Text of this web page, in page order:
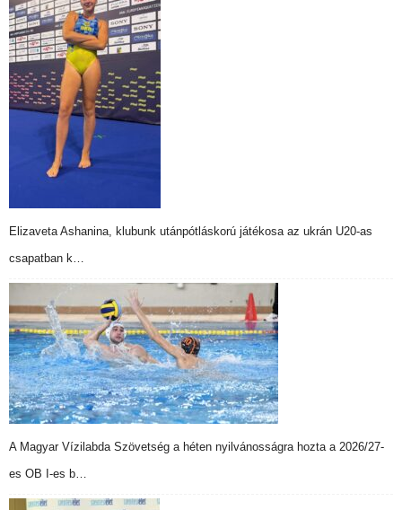
Elizaveta Ashanina, klubunk utánpótláskorú játékosa az ukrán U20-as
csapatban k…
A Magyar Vízilabda Szövetség a héten nyilvánosságra hozta a 2026/27-
es OB I-es b…